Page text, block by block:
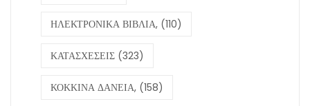
ΗΛΕΚΤΡΟΝΙΚΑ ΒΙΒΛΙΑ, (110)
ΚΑΤΑΣΧΕΣΕΙΣ (323)
ΚΟΚΚΙΝΑ ΔΑΝΕΙΑ, (158)